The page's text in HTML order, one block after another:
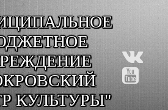
КУЛЬТУРЫ"